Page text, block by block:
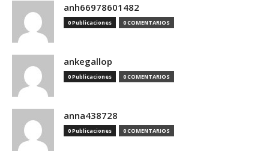
anh66978601482
0 Publicaciones 0 COMENTARIOS
ankegallop
0 Publicaciones 0 COMENTARIOS
anna438728
0 Publicaciones 0 COMENTARIOS